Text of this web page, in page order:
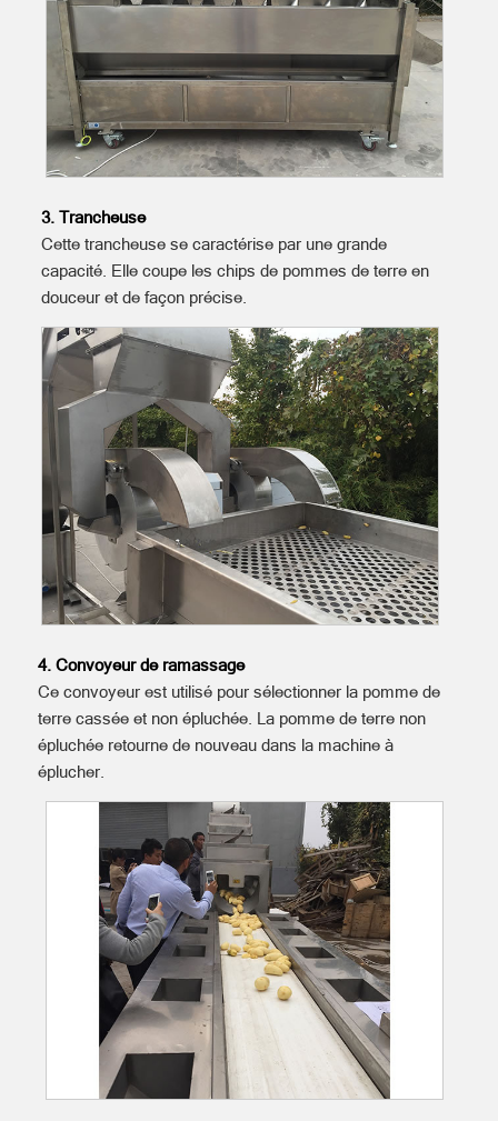
3. Trancheuse
Cette trancheuse se caractérise par une grande
capacité. Elle coupe les chips de pommes de terre en
douceur et de façon précise.
4. Convoyeur de ramassage
Ce convoyeur est utilisé pour sélectionner la pomme de
terre cassée et non épluchée. La pomme de terre non
épluchée retourne de nouveau dans la machine à
éplucher.